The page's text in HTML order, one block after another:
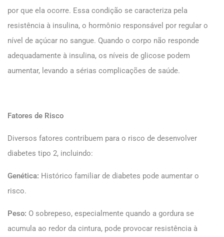
por que ela ocorre. Essa condição se caracteriza pela
resistência à insulina, o hormônio responsável por regular o
nível de açúcar no sangue. Quando o corpo não responde
adequadamente à insulina, os níveis de glicose podem
aumentar, levando a sérias complicações de saúde.
Fatores de Risco
Diversos fatores contribuem para o risco de desenvolver
diabetes tipo 2, incluindo:
Genética: Histórico familiar de diabetes pode aumentar o
risco.
Peso: O sobrepeso, especialmente quando a gordura se
acumula ao redor da cintura, pode provocar resistência à